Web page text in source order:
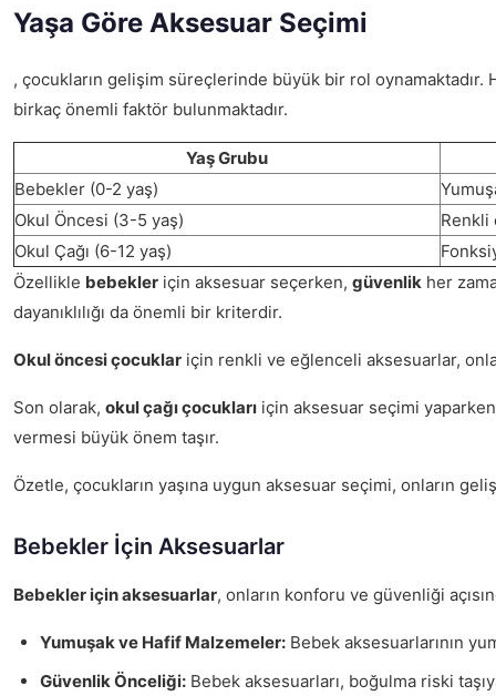
Yaşa Göre Aksesuar Seçimi
, çocukların gelişim süreçlerinde büyük bir rol
birkaç önemli faktör bulunmaktadır.
Yaş Grubu
Bebekler (0-2 yaş)
Okul Öncesi (3-5 yaş)
Renkli
Okul Çağı (6-12 yaş)
Özellikle bebekler için aksesuar seçerken, güvenlik her
dayanıklılığı da önemli bir kriterdir.
Okul öncesi çocuklar için renkli ve eğlenceli aksesuarlar,
Son olarak, okul çağı çocukları için aksesuar seçimi
vermesi büyük önem taşır.
Özetle, çocukların yaşına uygun aksesuar seçimi, onların
Bebekler İçin Aksesuarlar
Bebekler için aksesuarlar, onların konforu ve güvenliği
Yumuşak ve Hafif Malzemeler: Bebek aksesuarlarının
Güvenlik Önceliği: Bebek aksesuarları, boğulma riski